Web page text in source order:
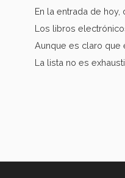
En la entrada de
Los libros
Aunque es claro que
La lista no es